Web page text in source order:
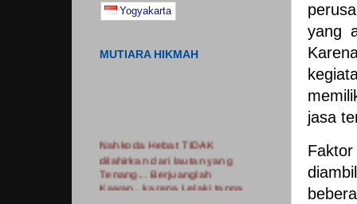
yang
jasa
Yogyakarta
MUTIARA HIKMAH
Nahkoda Hebat TIDAK
dilahirkan dari lautan yang
Tenang... Berjuanglah
Kawan.. karena Lelaki tanpa